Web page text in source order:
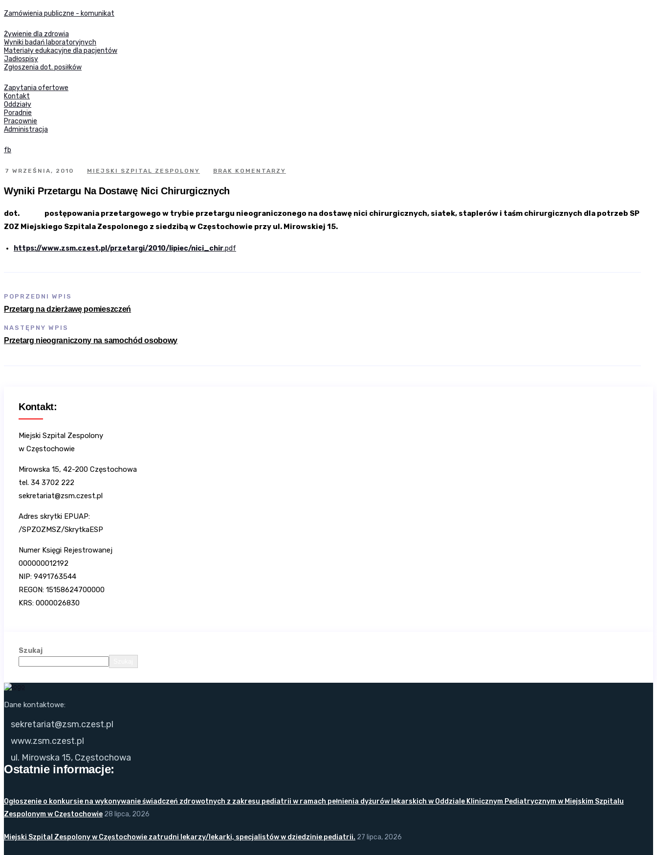
Zamówienia publiczne - komunikat
Żywienie dla zdrowia
Wyniki badań laboratoryjnych
Materiały edukacyjne dla pacjentów
Jadłospisy
Zgłoszenia dot. posiłków
Zapytania ofertowe
Kontakt
Oddziały
Poradnie
Pracownie
Administracja
fb
7 WRZEŚNIA, 2010 MIEJSKI SZPITAL ZESPOLONY BRAK KOMENTARZY
Wyniki Przetargu Na Dostawę Nici Chirurgicznych
dot. postępowania przetargowego w trybie przetargu nieograniczonego na dostawę nici chirurgicznych, siatek, staplerów i taśm chirurgicznych dla potrzeb SP
ZOZ Miejskiego Szpitala Zespolonego z siedzibą w Częstochowie przy ul. Mirowskiej 15.
https://www.zsm.czest.pl/przetargi/2010/lipiec/nici_chir.pdf
POPRZEDNI WPIS
Przetarg na dzierżawę pomieszczeń
NASTĘPNY WPIS
Przetarg nieograniczony na samochód osobowy
Kontakt:
Miejski Szpital Zespolony
w Częstochowie
Mirowska 15, 42-200 Częstochowa
tel. 34 3702 222
sekretariat@zsm.czest.pl
Adres skrytki EPUAP:
/SPZOZMSZ/SkrytkaESP
Numer Księgi Rejestrowanej
000000012192
NIP: 9491763544
REGON: 15158624700000
KRS: 0000026830
Szukaj
Dane kontaktowe:
sekretariat@zsm.czest.pl
www.zsm.czest.pl
ul. Mirowska 15, Częstochowa
Ostatnie informacje:
Ogłoszenie o konkursie na wykonywanie świadczeń zdrowotnych z zakresu pediatrii w ramach pełnienia dyżurów lekarskich w Oddziale Klinicznym Pediatrycznym w Miejskim Szpitalu
Zespolonym w Częstochowie 28 lipca, 2026
Miejski Szpital Zespolony w Częstochowie zatrudni lekarzy/lekarki, specjalistów w dziedzinie pediatrii. 27 lipca, 2026